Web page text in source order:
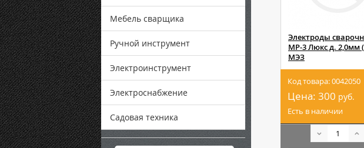
Электроды
МР-3 Люкс д. 2,0мм
МЭЗ
Код товара: 0042050
Цена: 300 руб.
Есть в наличии
Мебель сварщика
Ручной инструмент
Электроинструмент
Электроснабжение
Садовая техника